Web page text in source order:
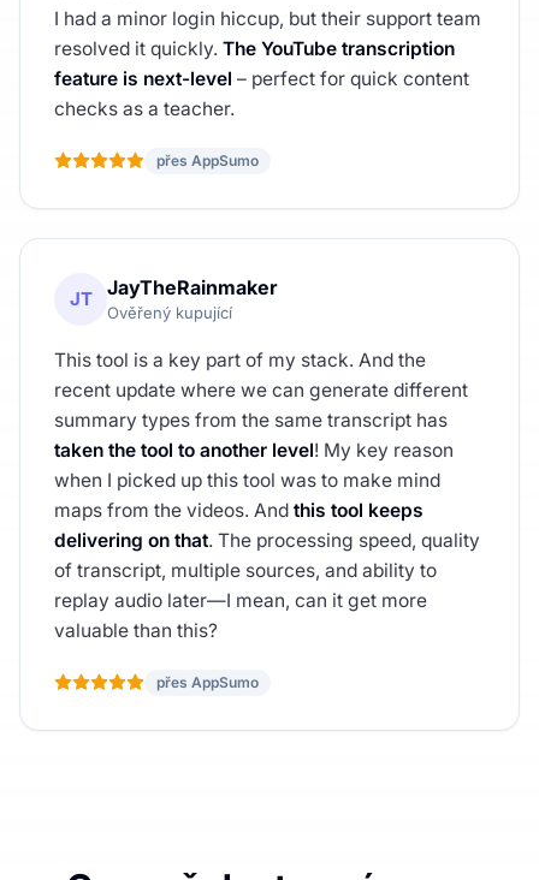
I had a minor login hiccup, but their support team
resolved it quickly. The YouTube transcription
feature is next-level – perfect for quick content
checks as a teacher.
přes AppSumo
JT JayTheRainmaker
Ověřený kupující
This tool is a key part of my stack. And the
recent update where we can generate different
summary types from the same transcript has
taken the tool to another level! My key reason
when I picked up this tool was to make mind
maps from the videos. And this tool keeps
delivering on that. The processing speed, quality
of transcript, multiple sources, and ability to
replay audio later—I mean, can it get more
valuable than this?
přes AppSumo